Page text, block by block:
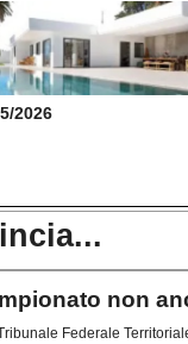
2026
non
Federale